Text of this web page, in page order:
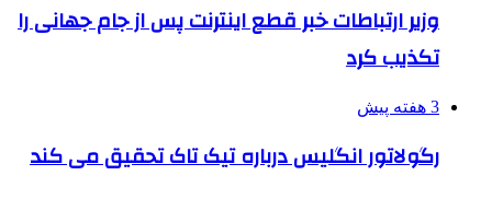
وزیر ارتباطات خبر قطع اینترنت پس از جام جهانی را
تکذیب کرد
3 هفته پیش
رگولاتور انگلیس درباره تیک تاک تحقیق می کند